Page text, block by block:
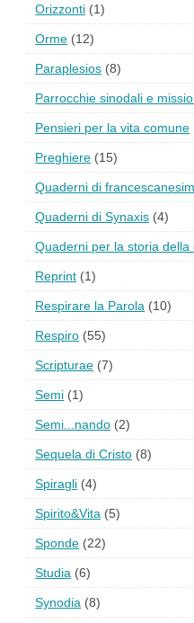
Orizzonti (1)
Orme (12)
Paraplesios (8)
Parrocchie sinodali e
Pensieri per la vita comune
Preghiere (15)
Quaderni di
Quaderni di Synaxis (4)
Quaderni per la storia della
Reprint (1)
Respirare la Parola (10)
Respiro (55)
Scripturae (7)
Semi (1)
Semi...nando (2)
Sequela di Cristo (8)
Spiragli (4)
Spirito&Vita (5)
Sponde (22)
Studia (6)
Synodia (8)